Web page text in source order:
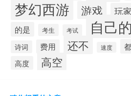
梦幻西游 游戏 玩家
的是 考生 考试 自己的
诗词 费用 还不 速度
高度 高空